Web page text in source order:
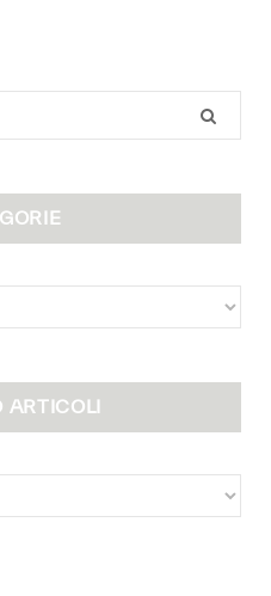
ARTICOLI